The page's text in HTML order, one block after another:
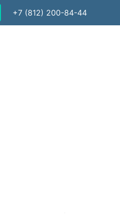
+7 (812) 200-84-44